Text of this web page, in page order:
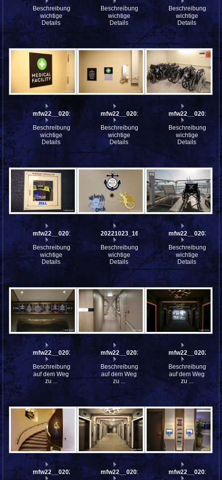
Beschreibung:
wichtige
Details
Beschreibung:
wichtige
Details
Beschreibung:
wichtige
Details
mfw22__0201074
Beschreibung:
wichtige
Details
mfw22__0201073
Beschreibung:
wichtige
Details
mfw22__0201072
Beschreibung:
wichtige
Details
mfw22__0201043
Beschreibung:
wichtige
Details
20221023_162908
Beschreibung:
wichtige
Details
mfw22__0203043
Beschreibung:
wichtige
Details
mfw22__0203323
Beschreibung:
auf dem Weg
zu ...
mfw22__0203315
Beschreibung:
auf dem Weg
zu ...
mfw22__0202921
Beschreibung:
auf dem Weg
zu ...
mfw22__0202589
mfw22__0201763
mfw22__0201399